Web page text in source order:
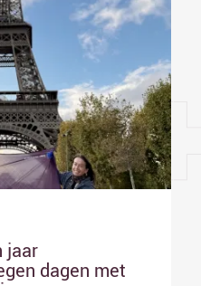
jaar
dagen met